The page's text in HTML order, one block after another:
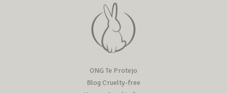
ONG Te Protejo
Blog Cruelty-free